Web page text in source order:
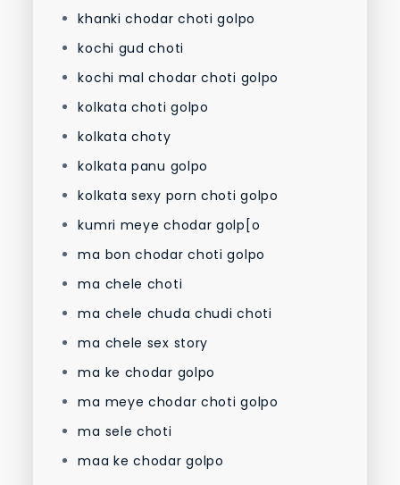
khanki chodar choti golpo
kochi gud choti
kochi mal chodar choti golpo
kolkata choti golpo
kolkata choty
kolkata panu golpo
kolkata sexy porn choti golpo
kumri meye chodar golp[o
ma bon chodar choti golpo
ma chele choti
ma chele chuda chudi choti
ma chele sex story
ma ke chodar golpo
ma meye chodar choti golpo
ma sele choti
maa ke chodar golpo